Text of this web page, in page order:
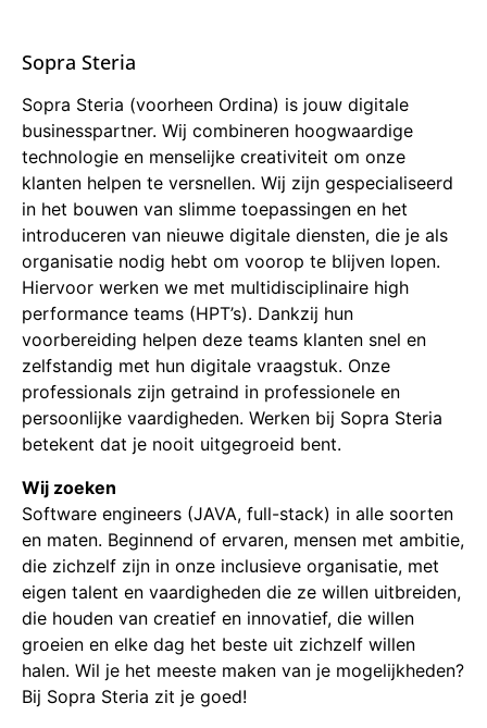
Sopra Steria
Sopra Steria (voorheen Ordina) is jouw digitale
businesspartner. Wij combineren hoogwaardige
technologie en menselijke creativiteit om onze
klanten helpen te versnellen. Wij zijn gespecialiseerd
in het bouwen van slimme toepassingen en het
introduceren van nieuwe digitale diensten, die je als
organisatie nodig hebt om voorop te blijven lopen.
Hiervoor werken we met multidisciplinaire high
performance teams (HPT’s). Dankzij hun
voorbereiding helpen deze teams klanten snel en
zelfstandig met hun digitale vraagstuk. Onze
professionals zijn getraind in professionele en
persoonlijke vaardigheden. Werken bij Sopra Steria
betekent dat je nooit uitgegroeid bent.
Wij zoeken
Software engineers (JAVA, full-stack) in alle soorten
en maten. Beginnend of ervaren, mensen met ambitie,
die zichzelf zijn in onze inclusieve organisatie, met
eigen talent en vaardigheden die ze willen uitbreiden,
die houden van creatief en innovatief, die willen
groeien en elke dag het beste uit zichzelf willen
halen. Wil je het meeste maken van je mogelijkheden?
Bij Sopra Steria zit je goed!